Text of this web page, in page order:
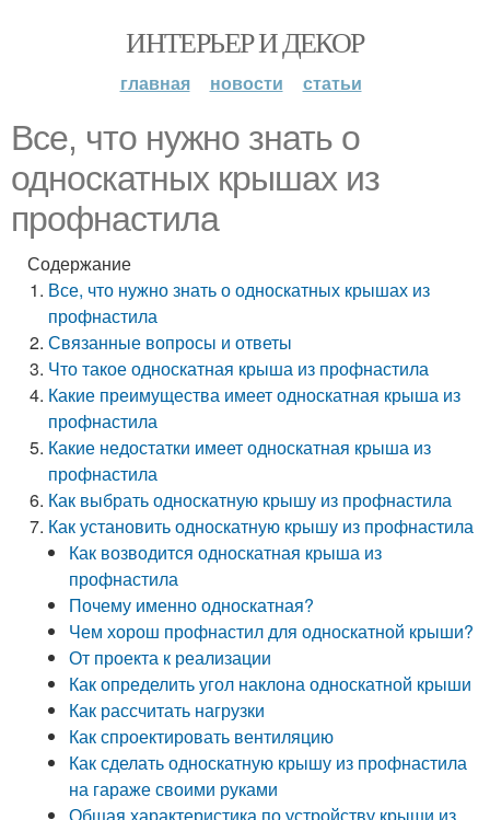
ИНТЕРЬЕР И ДЕКОР
главная новости статьи
Все, что нужно знать о
односкатных крышах из
профнастила
Содержание
Все, что нужно знать о односкатных крышах из
профнастила
Связанные вопросы и ответы
Что такое односкатная крыша из профнастила
Какие преимущества имеет односкатная крыша из
профнастила
Какие недостатки имеет односкатная крыша из
профнастила
Как выбрать односкатную крышу из профнастила
Как установить односкатную крышу из профнастила
Как возводится односкатная крыша из
профнастила
Почему именно односкатная?
Чем хорош профнастил для односкатной крыши?
От проекта к реализации
Как определить угол наклона односкатной крыши
Как рассчитать нагрузки
Как спроектировать вентиляцию
Как сделать односкатную крышу из профнастила
на гараже своими руками